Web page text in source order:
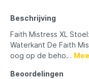
Beschrijving
Faith Mistress XL
Waterkant De Faith
oog op de beho…
Beoordelingen